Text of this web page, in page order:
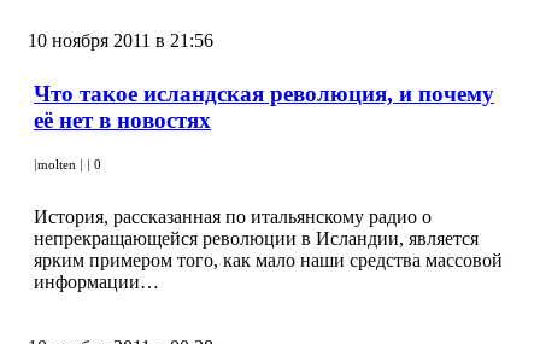
10 ноября 2011 в 21:56
Что такое исландская революция, и почему
её нет в новостях
|molten | | 0
История, рассказанная по итальянскому радио о
непрекращающейся революции в Исландии, является
ярким примером того, как мало наши средства массовой
информации…